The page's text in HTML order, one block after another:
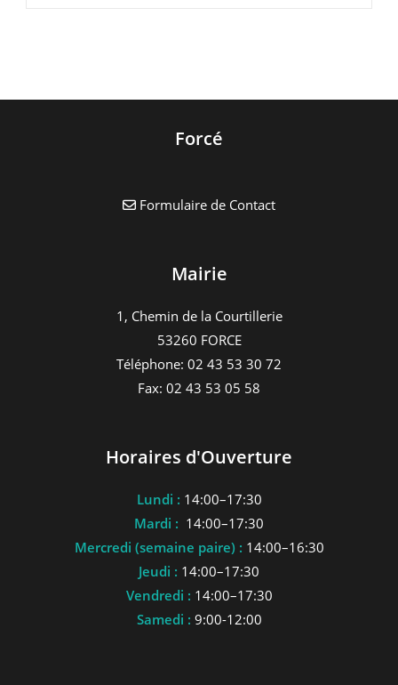
?
Forcé
Formulaire de Contact
Mairie
1, Chemin de la Courtillerie
53260 FORCE
Téléphone: 02 43 53 30 72
Fax: 02 43 53 05 58
Horaires d'Ouverture
Lundi : 14:00–17:30
Mardi : 14:00–17:30
Mercredi (semaine paire) : 14:00–16:30
Jeudi : 14:00–17:30
Vendredi : 14:00–17:30
Samedi : 9:00-12:00